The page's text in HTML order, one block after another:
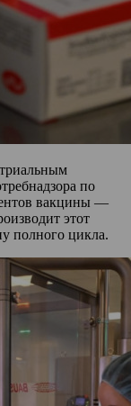
по
вакцины —
этот
полного цикла.